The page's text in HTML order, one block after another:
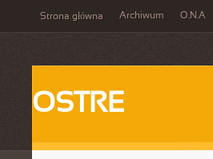
Strona główna Archiwum O.N.A
OSTRE